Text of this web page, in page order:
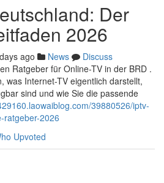
Der
2026
ago News
Discuss
Ratgeber für Online-TV in der BRD .
was Internet-TV eigentlich darstellt,
sind und wie Sie die passende
39880526/iptv-
ratgeber-2026
Upvoted